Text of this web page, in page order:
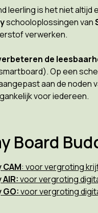
leerling is het niet altijd
schooloplossingen van
verwerken.
de
Op een
aan de noden
voor iedereen.
Board
: voor vergroting
voor vergroting
GO:voor vergroting